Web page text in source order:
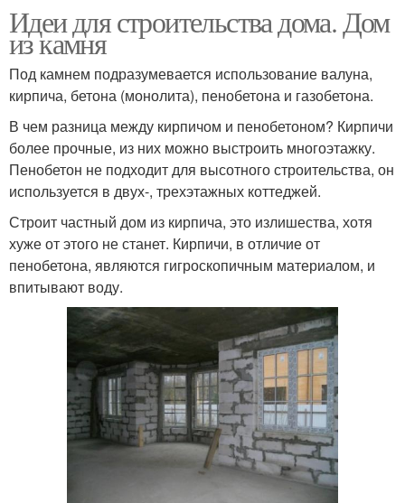
Идеи для строительства дома. Дом
из камня
Под камнем подразумевается использование валуна,
кирпича, бетона (монолита), пенобетона и газобетона.
В чем разница между кирпичом и пенобетоном? Кирпичи
более прочные, из них можно выстроить многоэтажку.
Пенобетон не подходит для высотного строительства, он
используется в двух-, трехэтажных коттеджей.
Строит частный дом из кирпича, это излишества, хотя
хуже от этого не станет. Кирпичи, в отличие от
пенобетона, являются гигроскопичным материалом, и
впитывают воду.